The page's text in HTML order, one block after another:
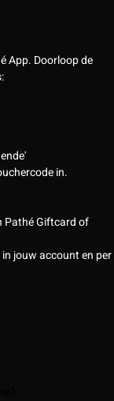
App. Doorloop de
in.
Pathé Giftcard of
jouw account en per